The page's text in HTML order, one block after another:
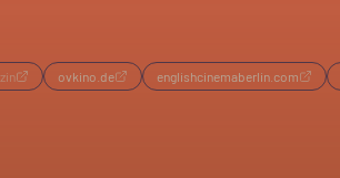
ovkino.de englishcinemaberlin.com